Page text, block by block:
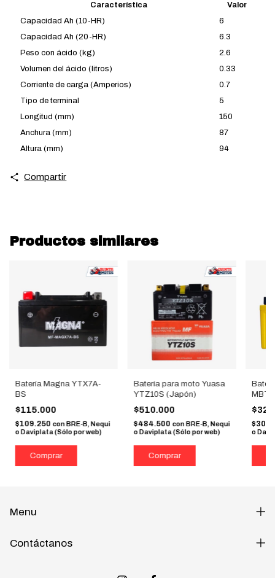
Característica
Valor
Capacidad Ah (10-HR)
6
Capacidad Ah (20-HR)
6.3
Peso con ácido (kg)
2.6
Volumen del ácido (litros)
0.33
Corriente de carga (Amperios)
0.7
Tipo de terminal
5
Longitud (mm)
150
Anchura (mm)
87
Altura (mm)
94
Compartir
Productos similares
Batería Magna YTX7A-
BS
$115.000
$109.250 con BRE-B, Nequi
o Daviplata (Sólo por web)
Batería para moto Yuasa
YTZ10S (Japón)
$510.000
$484.500 con BRE-B, Nequi
o Daviplata (Sólo por web)
o
Menu
Contáctanos